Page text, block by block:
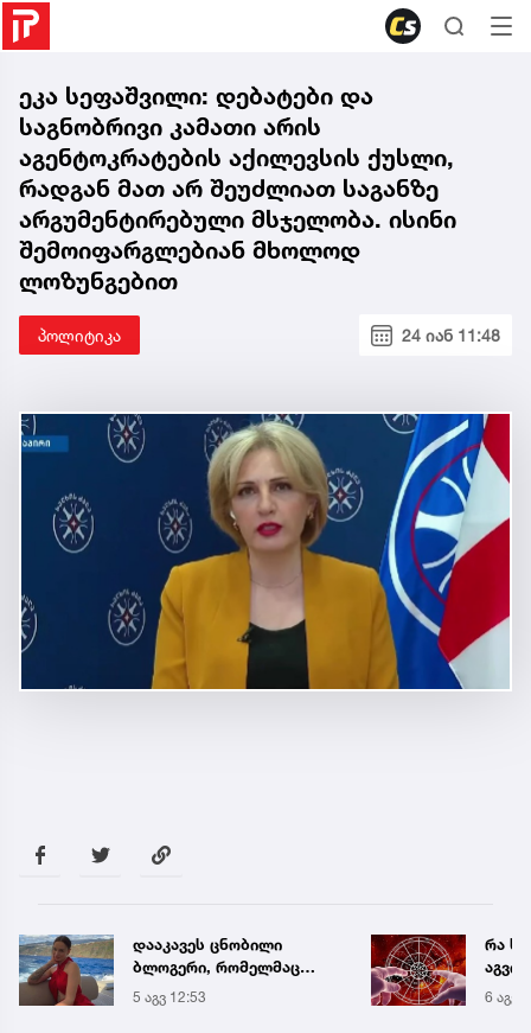
ეკა სეფაშვილი: დებატები და
საგნობრივი კამათი არის
აგენტოკრატების აქილევსის ქუსლი,
რადგან მათ არ შეუძლიათ საგანზე
არგუმენტირებული მსჯელობა. ისინი
შემოიფარგლებიან მხოლოდ
ლოზუნგებით
პოლიტიკა 24 იან 11:48
რა სიურპრიზს გიმზადებს
აგვისტო - ინფორმაცია
ზოდიაქოს თორმეტივე
ნიშნისთვის
6 აგვ 19:00 10:17